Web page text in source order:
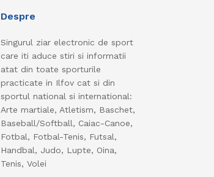
Despre
Singurul ziar electronic de sport
care iti aduce stiri si informatii
atat din toate sporturile
practicate in Ilfov cat si din
sportul national si international:
Arte martiale, Atletism, Baschet,
Baseball/Softball, Caiac-Canoe,
Fotbal, Fotbal-Tenis, Futsal,
Handbal, Judo, Lupte, Oina,
Tenis, Volei